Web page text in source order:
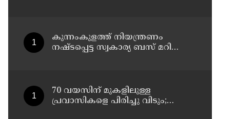
കുന്നംകുളത്ത് നിയന്ത്രണം
നഷ്ടപ്പെട്ട സ്വകാര്യ ബസ് മറിഞ്ഞ
70 വയസിന് മുകളിലുള്ള
പ്രവാസികളെ പിരിച്ചു വിടും;